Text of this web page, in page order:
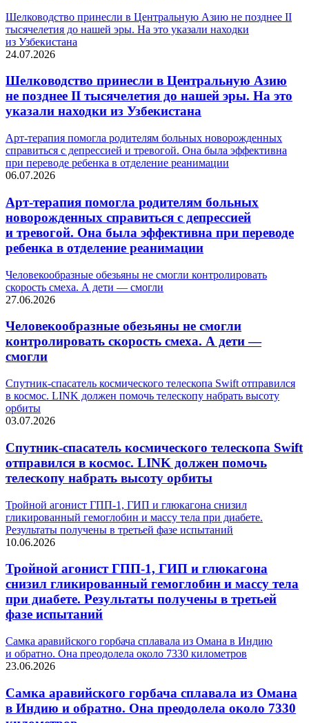
Шелководство принесли в Центральную Азию не позднее II
тысячелетия до нашей эры. На это указали находки
из Узбекистана
24.07.2026
Шелководство принесли в Центральную Азию
не позднее II тысячелетия до нашей эры. На это
указали находки из Узбекистана
Арт-терапия помогла родителям больных новорожденных
справиться с депрессией и тревогой. Она была эффективна
при переводе ребенка в отделение реанимации
06.07.2026
Арт-терапия помогла родителям больных
новорожденных справиться с депрессией
и тревогой. Она была эффективна при переводе
ребенка в отделение реанимации
Человекообразные обезьяны не смогли контролировать
скорость смеха. А дети — смогли
27.06.2026
Человекообразные обезьяны не смогли
контролировать скорость смеха. А дети —
смогли
Спутник-спасатель космического телескопа Swift отправился
в космос. LINK должен помочь телескопу набрать высоту
орбиты
03.07.2026
Спутник-спасатель космического телескопа Swift
отправился в космос. LINK должен помочь
телескопу набрать высоту орбиты
Тройной агонист ГПП-1, ГИП и глюкагона снизил
гликированный гемоглобин и массу тела при диабете.
Результаты получены в третьей фазе испытаний
10.06.2026
Тройной агонист ГПП-1, ГИП и глюкагона
снизил гликированный гемоглобин и массу тела
при диабете. Результаты получены в третьей
фазе испытаний
Самка аравийского горбача сплавала из Омана в Индию
и обратно. Она преодолела около 7330 километров
23.06.2026
Самка аравийского горбача сплавала из Омана
в Индию и обратно. Она преодолела около 7330